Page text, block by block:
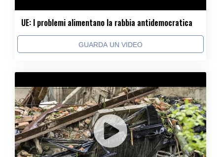
UE: I problemi alimentano la rabbia antidemocratica
GUARDA UN VIDEO